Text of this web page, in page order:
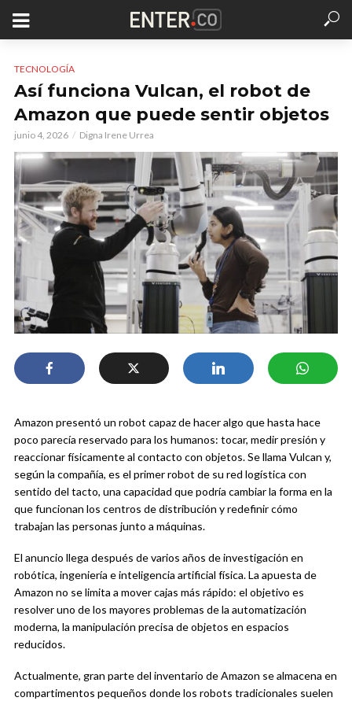
TECNOLOGÍA
Así funciona Vulcan, el robot de
Amazon que puede sentir objetos
junio 4, 2026 Digna Irene Urrea
Amazon presentó un robot capaz de hacer algo que hasta hace
poco parecía reservado para los humanos: tocar, medir presión y
reaccionar físicamente al contacto con objetos. Se llama Vulcan y,
según la compañía, es el primer robot de su red logística con
sentido del tacto, una capacidad que podría cambiar la forma en la
que funcionan los centros de distribución y redefinir cómo
trabajan las personas junto a máquinas.
El anuncio llega después de varios años de investigación en
robótica, ingeniería e inteligencia artificial física. La apuesta de
Amazon no se limita a mover cajas más rápido: el objetivo es
resolver uno de los mayores problemas de la automatización
moderna, la manipulación precisa de objetos en espacios
reducidos.
Actualmente, gran parte del inventario de Amazon se almacena en
compartimentos pequeños donde los robots tradicionales suelen